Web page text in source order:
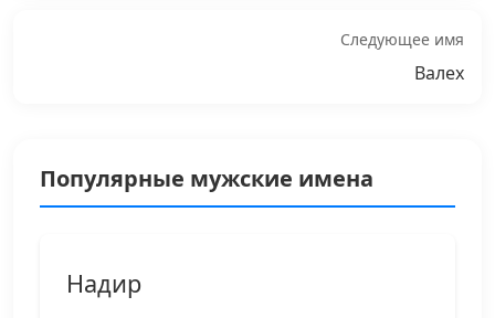
Следующее имя
Валех
Популярные мужские имена
Надир